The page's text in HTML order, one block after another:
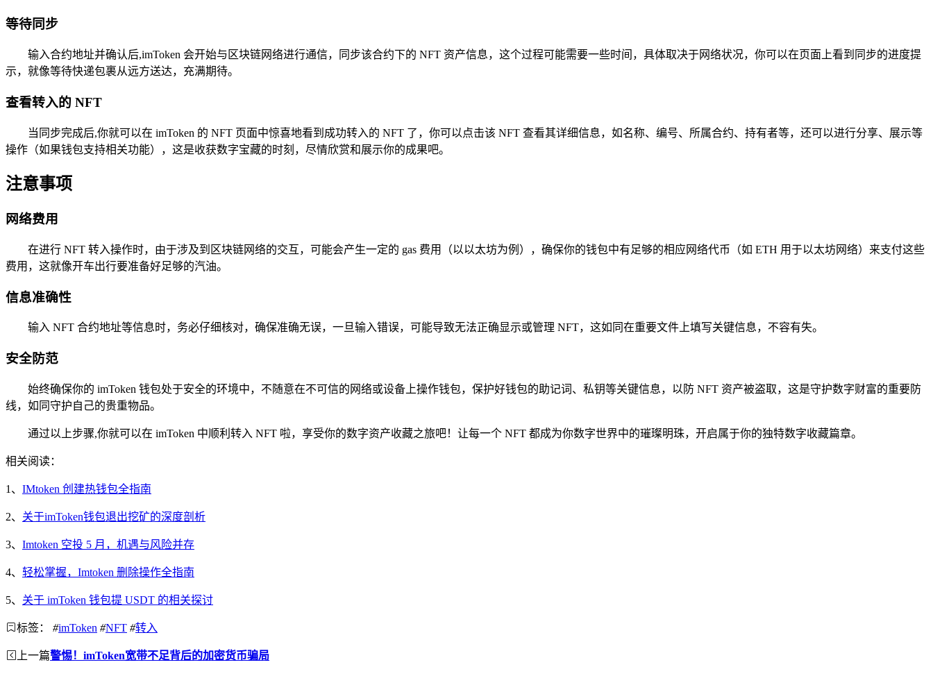
等待同步
输入合约地址并确认后,imToken 会开始与区块链网络进行通信，同步该合约下的 NFT 资产信息，这个过程可能需要一些时间，具体取决于网络状况，你可以在页面上看到同步的进度提
示，就像等待快递包裹从远方送达，充满期待。
查看转入的 NFT
当同步完成后,你就可以在 imToken 的 NFT 页面中惊喜地看到成功转入的 NFT 了，你可以点击该 NFT 查看其详细信息，如名称、编号、所属合约、持有者等，还可以进行分享、展示等
操作（如果钱包支持相关功能），这是收获数字宝藏的时刻，尽情欣赏和展示你的成果吧。
注意事项
网络费用
在进行 NFT 转入操作时，由于涉及到区块链网络的交互，可能会产生一定的 gas 费用（以以太坊为例），确保你的钱包中有足够的相应网络代币（如 ETH 用于以太坊网络）来支付这些
费用，这就像开车出行要准备好足够的汽油。
信息准确性
输入 NFT 合约地址等信息时，务必仔细核对，确保准确无误，一旦输入错误，可能导致无法正确显示或管理 NFT，这如同在重要文件上填写关键信息，不容有失。
安全防范
始终确保你的 imToken 钱包处于安全的环境中，不随意在不可信的网络或设备上操作钱包，保护好钱包的助记词、私钥等关键信息，以防 NFT 资产被盗取，这是守护数字财富的重要防
线，如同守护自己的贵重物品。
通过以上步骤,你就可以在 imToken 中顺利转入 NFT 啦，享受你的数字资产收藏之旅吧！让每一个 NFT 都成为你数字世界中的璀璨明珠，开启属于你的独特数字收藏篇章。
相关阅读：
1、 IMtoken 创建热钱包全指南
2、 关于imToken钱包退出挖矿的深度剖析
3、 Imtoken 空投 5 月，机遇与风险并存
4、 轻松掌握，Imtoken 删除操作全指南
5、 关于 imToken 钱包提 USDT 的相关探讨
标签： #imToken #NFT #转入
上一篇警惕！imToken宽带不足背后的加密货币骗局